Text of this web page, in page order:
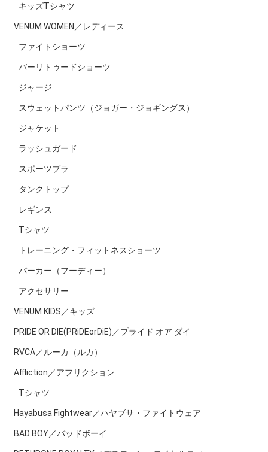
キッズTシャツ
VENUM WOMEN／レディース
ファイトショーツ
バーリトゥードショーツ
ジャージ
スウェットパンツ（ジョガー・ジョギングス）
ジャケット
ラッシュガード
スポーツブラ
タンクトップ
レギンス
Tシャツ
トレーニング・フィットネスショーツ
パーカー（フーディー）
アクセサリー
VENUM KIDS／キッズ
PRIDE OR DIE(PRiDEorDiE)／プライド オア ダイ
RVCA／ルーカ（ルカ）
Affliction／アフリクション
Tシャツ
Hayabusa Fightwear／ハヤブサ・ファイトウェア
BAD BOY／バッドボーイ